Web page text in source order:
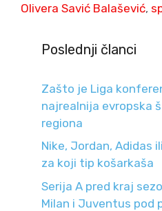
Olivera Savić Balašević,
Poslednji članci
Zašto je Liga
najrealnija evropska
regiona
Nike, Jordan, Adidas
za koji tip košarkaša
Serija A pred kraj
Milan i Juventus pod